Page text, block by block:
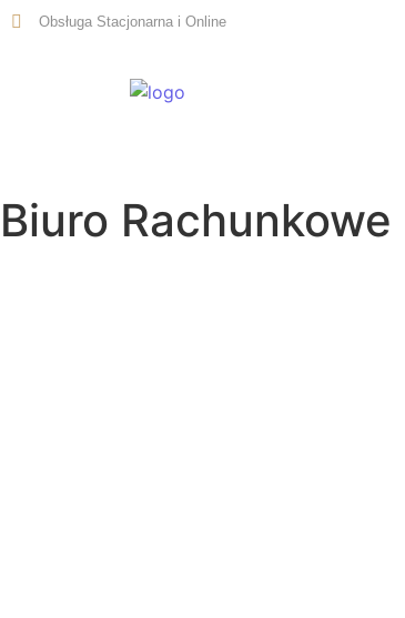
Obsługa Stacjonarna i Online
Biuro Rachunkowe